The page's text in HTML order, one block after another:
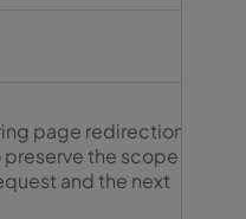
page redirection
the scope
and the next